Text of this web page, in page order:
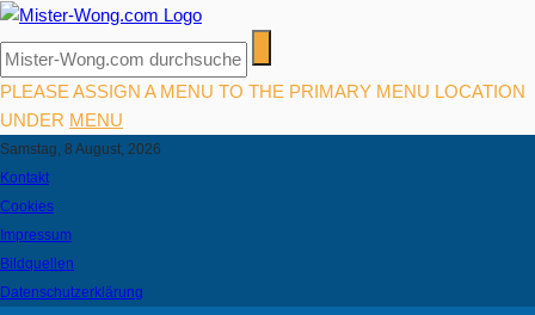
PLEASE ASSIGN A MENU TO THE PRIMARY MENU LOCATION
UNDER MENU
Samstag, 8 August, 2026
Kontakt
Cookies
Impressum
Bildquellen
Datenschutzerklärung